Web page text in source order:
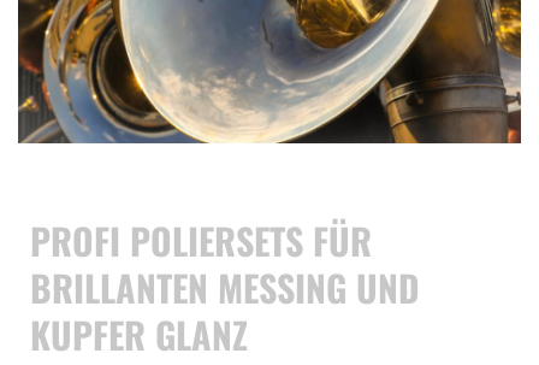
PROFI POLIERSETS FÜR
BRILLANTEN MESSING UND
KUPFER GLANZ